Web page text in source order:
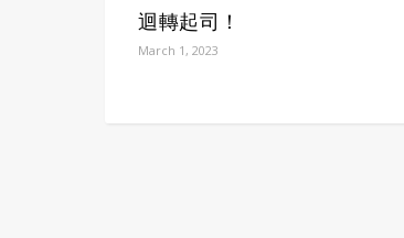
迴轉起司！
March 1, 2023